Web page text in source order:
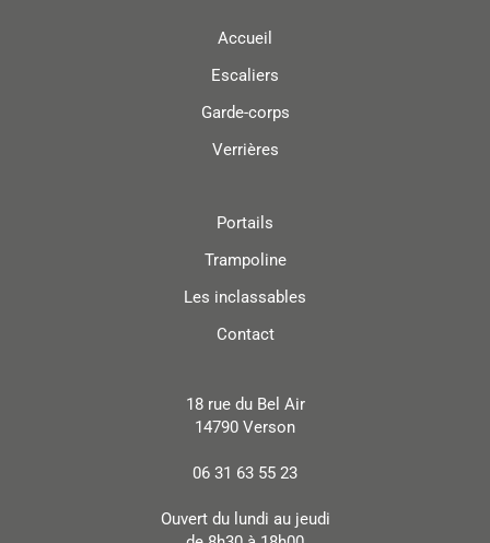
Accueil
Escaliers
Garde-corps
Verrières
Portails
Trampoline
Les inclassables
Contact
18 rue du Bel Air
14790 Verson
06 31 63 55 23
Ouvert du lundi au jeudi